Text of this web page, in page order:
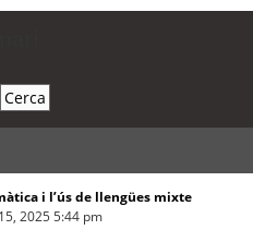
i l’ús de llengües mixte
2025 5:44 pm